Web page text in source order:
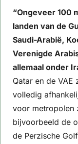
“Ongeveer 100
landen van de
Saudi-Arabië,
Verenigde
allemaal onder
Qatar en de
volledig
voor metropolen
bijvoorbeeld de
de Perzische